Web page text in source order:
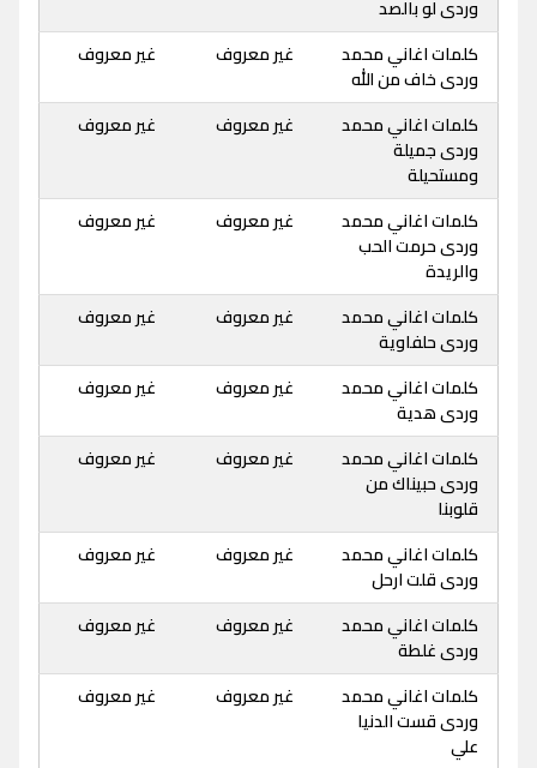
وردى لو بالصد
كلمات اغاني محمد
وردى خاف من الله
غير معروف غير معروف
كلمات اغاني محمد
وردى جميلة
ومستحيلة
غير معروف غير معروف
كلمات اغاني محمد
وردى حرمت الحب
والريدة
غير معروف غير معروف
كلمات اغاني محمد
وردى حلفاوية
غير معروف غير معروف
كلمات اغاني محمد
وردى هدية
غير معروف غير معروف
كلمات اغاني محمد
وردى حبيناك من
قلوبنا
غير معروف غير معروف
كلمات اغاني محمد
وردى قلت ارحل
غير معروف غير معروف
كلمات اغاني محمد
وردى غلطة
غير معروف غير معروف
كلمات اغاني محمد
وردى قست الدنيا
علي
غير معروف غير معروف